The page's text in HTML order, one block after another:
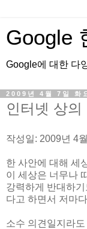
Google
Google에 대한 다
2009년 4월 7일 화
인터넷 상의
작성일: 2009년 4
한 사안에 대해 세
이 세상은 너무나
강력하게 반대하
다고 하면서 저마
소수 의견일지라